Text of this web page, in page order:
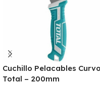
Cuchillo Pelacables Curvo
Total – 200mm